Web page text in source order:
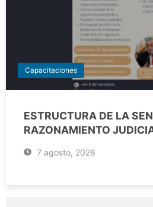
Capacitaciones
ESTRUCTURA DE LA
RAZONAMIENTO
7 agosto, 2026